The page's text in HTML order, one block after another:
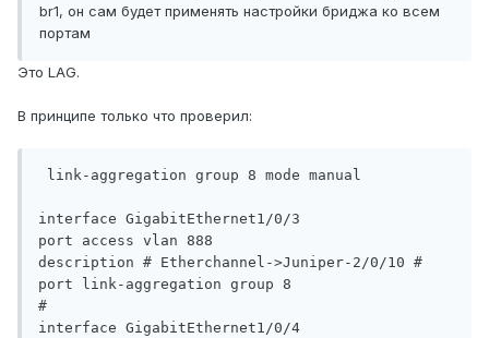
br1, он сам будет применять настройки бриджа ко всем
портам
Это LAG.
В принципе только что проверил:
interface GigabitEthernet1/0/3
port access vlan 888
description # Etherchannel->Juniper-2/0/10 #
port link-aggregation group 8
#
interface GigabitEthernet1/0/4